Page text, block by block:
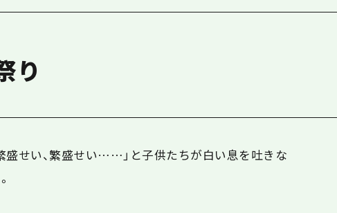
り
繁盛せい、繁盛せい……」と子供たちが白い息を吐きな